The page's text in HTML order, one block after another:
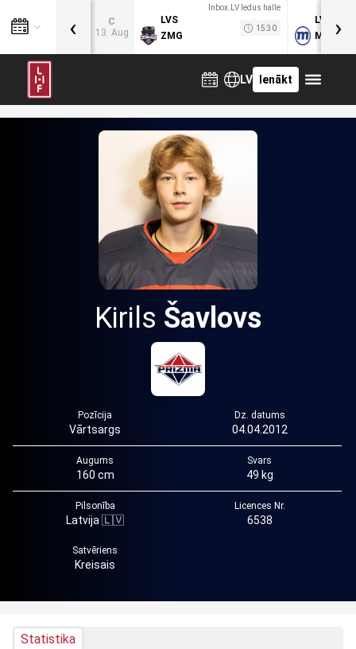
C
13. Aug
Inbox.LV ledus halle
LVS
ZMG
15:30
LVB
MOG
‹ ›
LV Ienākt
Kirils Šavlovs
Pozīcija
Vārtsargs
Dz. datums
04.04.2012
Augums
160 cm
Svars
49 kg
Pilsonība
Latvija 🇱🇻
Licences Nr.
6538
Satvēriens
Kreisais
Statistika